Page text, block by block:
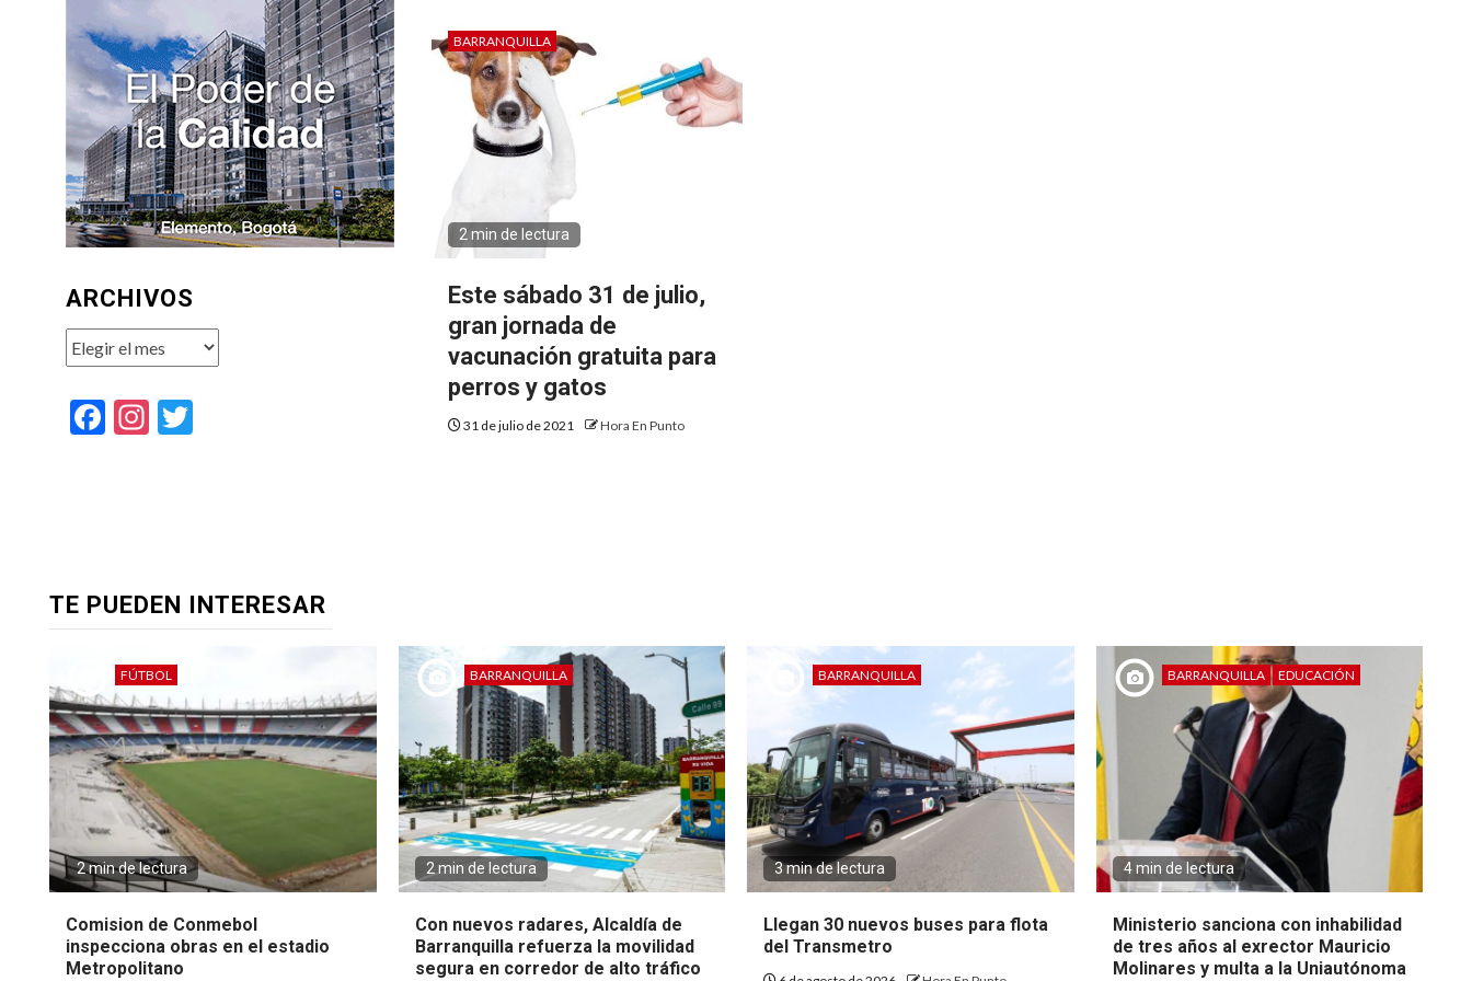
BARRANQUILLA
2 min de lectura
Este sábado 31 de julio,
gran jornada de
vacunación gratuita para
perros y gatos
31 de julio de 2021 Hora En Punto
ARCHIVOS
Archivos
Facebook
Instagram
TE PUEDEN INTERESAR
FÚTBOL
2 min de lectura
Comision de Conmebol
inspecciona obras en el estadio
Metropolitano
BARRANQUILLA
2 min de lectura
Con nuevos radares, Alcaldía de
Barranquilla refuerza la movilidad
segura en corredor de alto tráfico
BARRANQUILLA
3 min de lectura
Llegan 30 nuevos buses para flota
del Transmetro
BARRANQUILLA EDUCACIÓN
4 min de lectura
Ministerio sanciona con inhabilidad
de tres años al exrector Mauricio
Molinares y multa a la Uniautónoma